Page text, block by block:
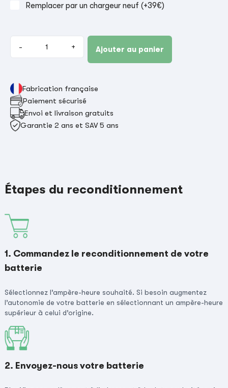
Remplacer par un chargeur neuf (+39€)
- + Ajouter au panier
Fabrication française
Paiement sécurisé
Envoi et livraison gratuits
Garantie 2 ans et SAV 5 ans
Étapes du reconditionnement
1. Commandez le reconditionnement de votre
batterie
Sélectionnez l’ampère-heure souhaité. Si besoin augmentez
l’autonomie de votre batterie en sélectionnant un ampère-heure
supérieur à celui d’origine.
2. Envoyez-nous votre batterie